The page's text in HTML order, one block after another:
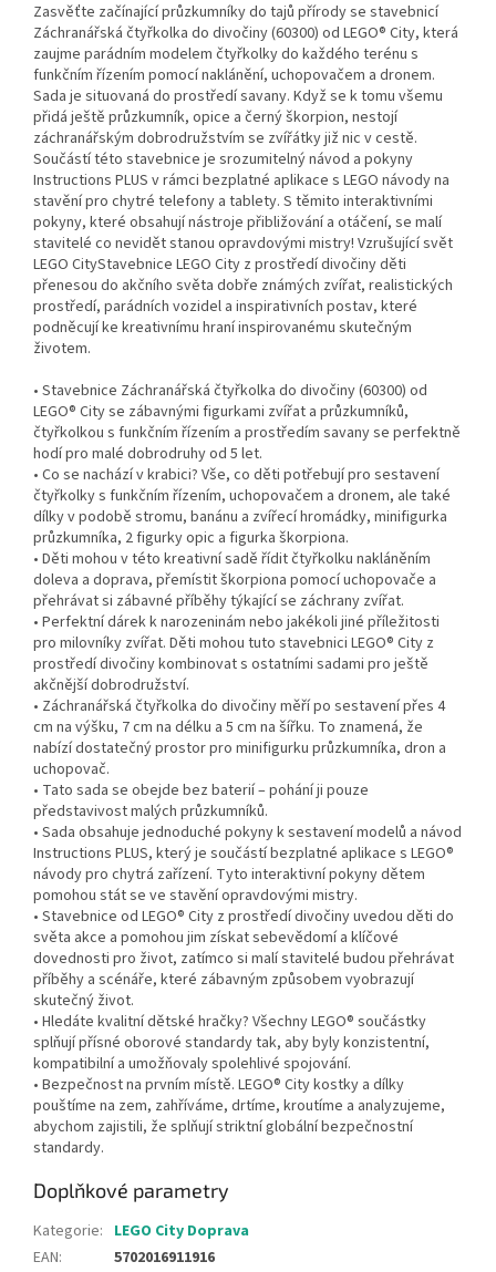
Zasvěťte začínající průzkumníky do tajů přírody se stavebnicí
Záchranářská čtyřkolka do divočiny (60300) od LEGO® City, která
zaujme parádním modelem čtyřkolky do každého terénu s
funkčním řízením pomocí naklánění, uchopovačem a dronem.
Sada je situovaná do prostředí savany. Když se k tomu všemu
přidá ještě průzkumník, opice a černý škorpion, nestojí
záchranářským dobrodružstvím se zvířátky již nic v cestě.
Součástí této stavebnice je srozumitelný návod a pokyny
Instructions PLUS v rámci bezplatné aplikace s LEGO návody na
stavění pro chytré telefony a tablety. S těmito interaktivními
pokyny, které obsahují nástroje přibližování a otáčení, se malí
stavitelé co nevidět stanou opravdovými mistry! Vzrušující svět
LEGO CityStavebnice LEGO City z prostředí divočiny děti
přenesou do akčního světa dobře známých zvířat, realistických
prostředí, parádních vozidel a inspirativních postav, které
podněcují ke kreativnímu hraní inspirovanému skutečným
životem.
• Stavebnice Záchranářská čtyřkolka do divočiny (60300) od
LEGO® City se zábavnými figurkami zvířat a průzkumníků,
čtyřkolkou s funkčním řízením a prostředím savany se perfektně
hodí pro malé dobrodruhy od 5 let.
• Co se nachází v krabici? Vše, co děti potřebují pro sestavení
čtyřkolky s funkčním řízením, uchopovačem a dronem, ale také
dílky v podobě stromu, banánu a zvířecí hromádky, minifigurka
průzkumníka, 2 figurky opic a figurka škorpiona.
• Děti mohou v této kreativní sadě řídit čtyřkolku nakláněním
doleva a doprava, přemístit škorpiona pomocí uchopovače a
přehrávat si zábavné příběhy týkající se záchrany zvířat.
• Perfektní dárek k narozeninám nebo jakékoli jiné příležitosti
pro milovníky zvířat. Děti mohou tuto stavebnici LEGO® City z
prostředí divočiny kombinovat s ostatními sadami pro ještě
akčnější dobrodružství.
• Záchranářská čtyřkolka do divočiny měří po sestavení přes 4
cm na výšku, 7 cm na délku a 5 cm na šířku. To znamená, že
nabízí dostatečný prostor pro minifigurku průzkumníka, dron a
uchopovač.
• Tato sada se obejde bez baterií – pohání ji pouze
představivost malých průzkumníků.
• Sada obsahuje jednoduché pokyny k sestavení modelů a návod
Instructions PLUS, který je součástí bezplatné aplikace s LEGO®
návody pro chytrá zařízení. Tyto interaktivní pokyny dětem
pomohou stát se ve stavění opravdovými mistry.
• Stavebnice od LEGO® City z prostředí divočiny uvedou děti do
světa akce a pomohou jim získat sebevědomí a klíčové
dovednosti pro život, zatímco si malí stavitelé budou přehrávat
příběhy a scénáře, které zábavným způsobem vyobrazují
skutečný život.
• Hledáte kvalitní dětské hračky? Všechny LEGO® součástky
splňují přísné oborové standardy tak, aby byly konzistentní,
kompatibilní a umožňovaly spolehlivé spojování.
• Bezpečnost na prvním místě. LEGO® City kostky a dílky
pouštíme na zem, zahříváme, drtíme, kroutíme a analyzujeme,
abychom zajistili, že splňují striktní globální bezpečnostní
standardy.
Doplňkové parametry
Kategorie: LEGO City Doprava
EAN: 5702016911916